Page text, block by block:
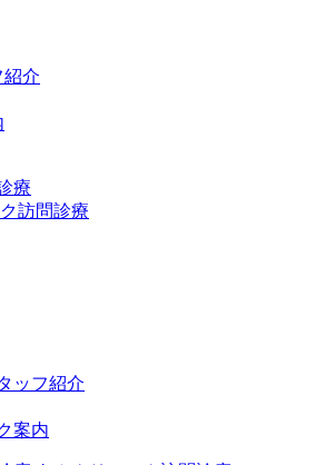
紹介
療
訪問診療
ッフ紹介
案内